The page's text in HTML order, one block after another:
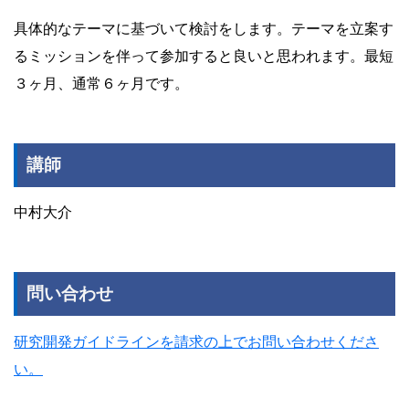
具体的なテーマに基づいて検討をします。テーマを立案す
るミッションを伴って参加すると良いと思われます。最短
３ヶ月、通常６ヶ月です。
講師
中村大介
問い合わせ
研究開発ガイドラインを請求の上でお問い合わせくださ
い。